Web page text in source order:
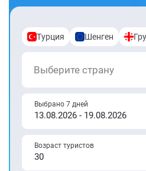
Турция Шенген
Выберите страну
Выбрано 7 дней
Возраст туристов